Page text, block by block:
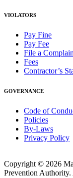
VIOLATORS
Pay Fine
Pay Fee
File a
Fees
Contractor’s
GOVERNANCE
Code of
Policies
By-Laws
Privacy Policy
Copyright © 2026
Prevention